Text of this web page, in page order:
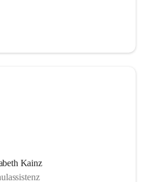
Kainz